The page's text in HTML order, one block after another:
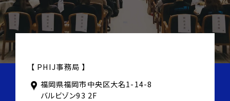
【 PHIJ事務局 】
福岡県福岡市中央区大名1-14-8
バルビゾン93 2F